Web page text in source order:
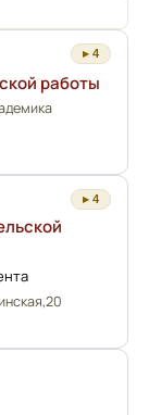
▸ 4
работы
▸ 4